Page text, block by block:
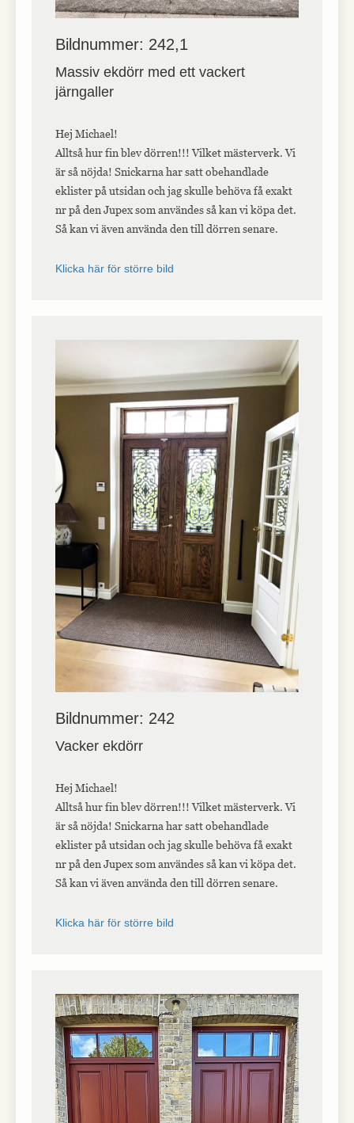
Bildnummer: 242,1
Massiv ekdörr med ett vackert
järngaller
Hej Michael!
Alltså hur fin blev dörren!!! Vilket mästerverk. Vi
är så nöjda! Snickarna har satt obehandlade
eklister på utsidan och jag skulle behöva få exakt
nr på den Jupex som användes så kan vi köpa det.
Så kan vi även använda den till dörren senare.
Klicka här för större bild
Bildnummer: 242
Vacker ekdörr
Hej Michael!
Alltså hur fin blev dörren!!! Vilket mästerverk. Vi
är så nöjda! Snickarna har satt obehandlade
eklister på utsidan och jag skulle behöva få exakt
nr på den Jupex som användes så kan vi köpa det.
Så kan vi även använda den till dörren senare.
Klicka här för större bild